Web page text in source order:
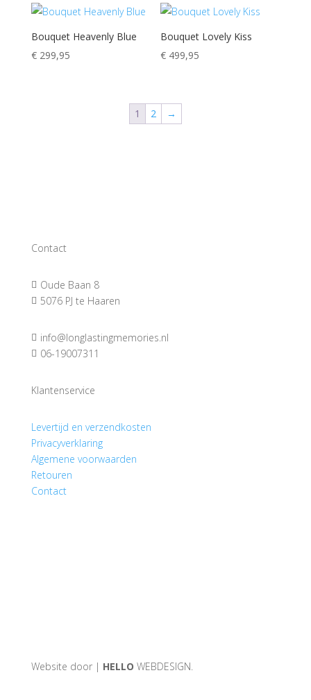
Bouquet Heavenly Blue
€299,95
Bouquet Lovely Kiss
€ 499,95
1 2 →
Contact
 Oude Baan 8
 5076 PJ te Haaren
 info@longlastingmemories.nl
 06-19007311
Klantenservice
Levertijd en verzendkosten
Privacyverklaring
Algemene voorwaarden
Retouren
Contact
Website door | HELLO WEBDESIGN.